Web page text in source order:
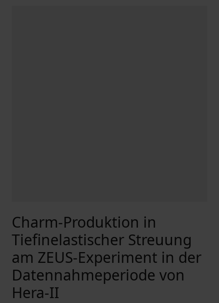
Charm-Produktion in
Tiefinelastischer Streuung
am ZEUS-Experiment in der
Datennahmeperiode von
Hera-II